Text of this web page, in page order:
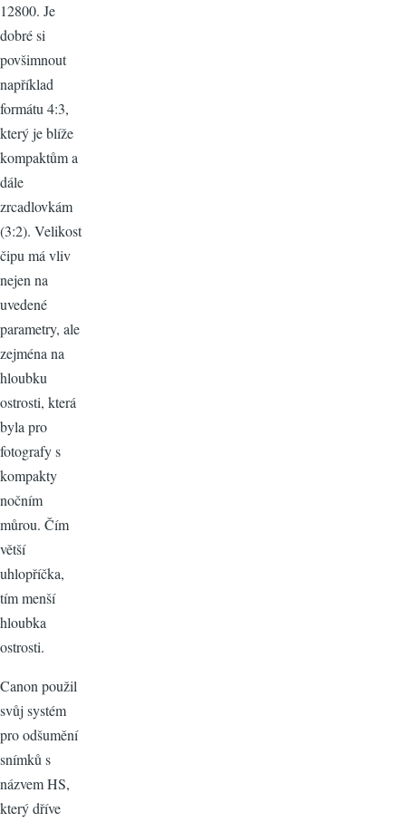
12800. Je
dobré si
povšimnout
například
formátu 4:3,
který je blíže
kompaktům a
dále
zrcadlovkám
(3:2). Velikost
čipu má vliv
nejen na
uvedené
parametry, ale
zejména na
hloubku
ostrosti, která
byla pro
fotografy s
kompakty
nočním
můrou. Čím
větší
uhlopříčka,
tím menší
hloubka
ostrosti.
Canon použil
svůj systém
pro odšumění
snímků s
názvem HS,
který dříve